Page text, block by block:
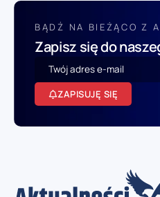
BĄDŹ NA BIEŻĄCO Z
Zapisz się do
ZAPISUJĘ SIĘ